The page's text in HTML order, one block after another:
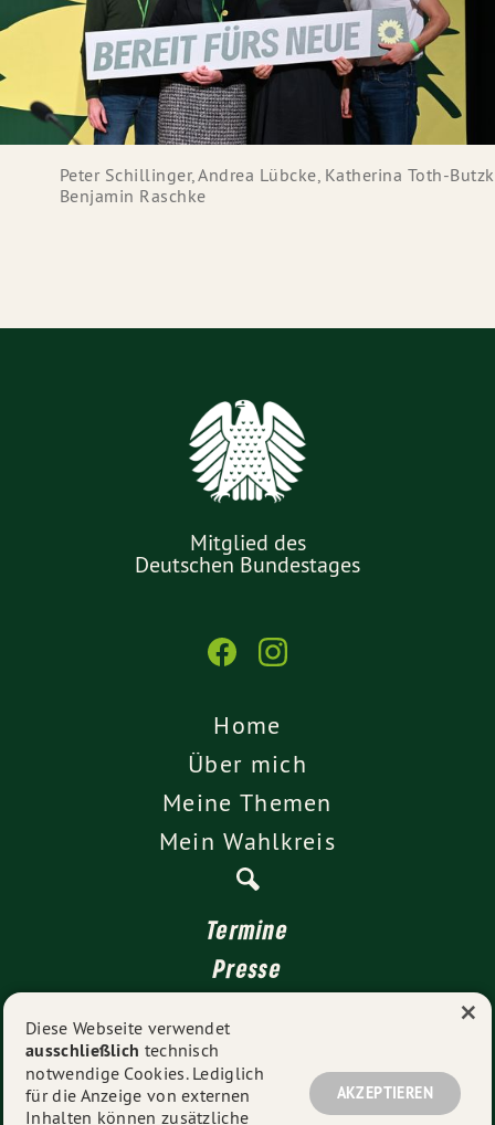
Peter Schillinger, Andrea Lübcke, Katherina Toth-
Benjamin Raschke
Mitglied des
Deutschen Bundestages
Home
Über mich
Meine Themen
Mein Wahlkreis
Termine
Presse
Impressum
Datenschutz
Diese Webseite verwendet
ausschließlich technisch
notwendige Cookies. Lediglich
für die Anzeige von externen
Inhalten können zusätzliche
AKZEPTIEREN
×